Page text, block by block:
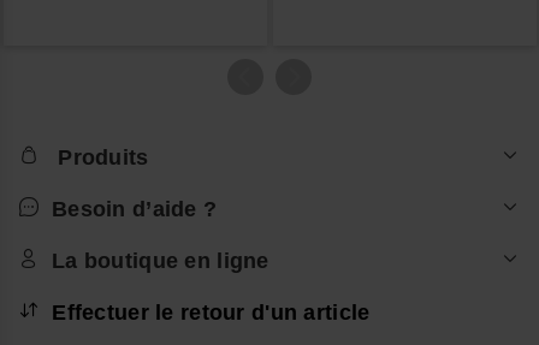
Produits
Besoin d’aide ?
La boutique en ligne
Effectuer le retour d'un article